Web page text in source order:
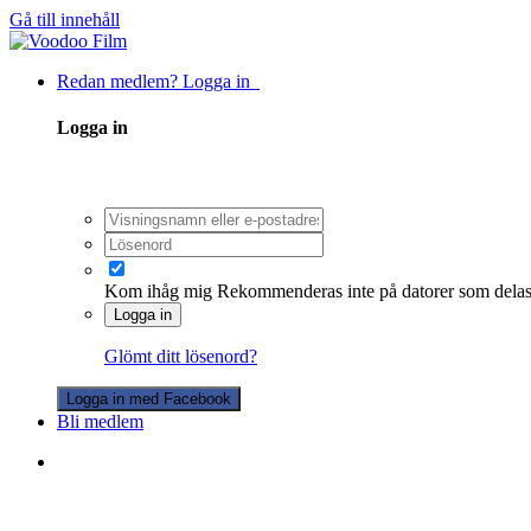
Gå till innehåll
Redan medlem? Logga in
Logga in
Kom ihåg mig Rekommenderas inte på datorer som
Logga in
Glömt ditt lösenord?
Logga in med Facebook
Bli medlem